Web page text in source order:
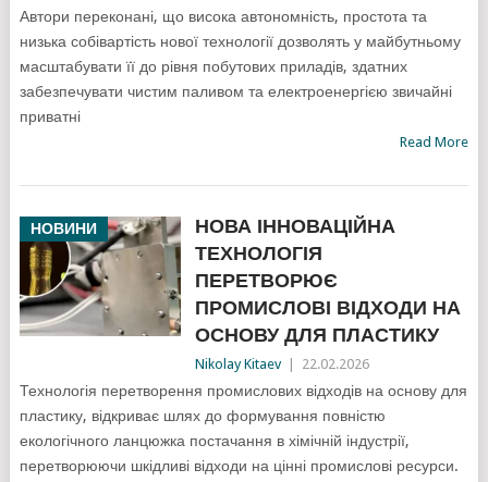
Автори переконані, що висока автономність, простота та
низька собівартість нової технології дозволять у майбутньому
масштабувати її до рівня побутових приладів, здатних
забезпечувати чистим паливом та електроенергією звичайні
приватні
Read More
НОВИНИ
НОВА ІННОВАЦІЙНА
ТЕХНОЛОГІЯ
ПЕРЕТВОРЮЄ
ПРОМИСЛОВІ ВІДХОДИ НА
ОСНОВУ ДЛЯ ПЛАСТИКУ
Nikolay Kitaev 22.02.2026
Технологія перетворення промислових відходів на основу для
пластику, відкриває шлях до формування повністю
екологічного ланцюжка постачання в хімічній індустрії,
перетворюючи шкідливі відходи на цінні промислові ресурси.